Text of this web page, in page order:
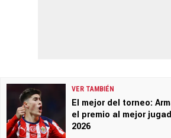
VER TAMBIÉN
El mejor del torneo:
el premio al mejor
2026